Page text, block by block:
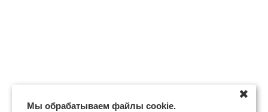
Мы обрабатываем файлы cookie.
✖